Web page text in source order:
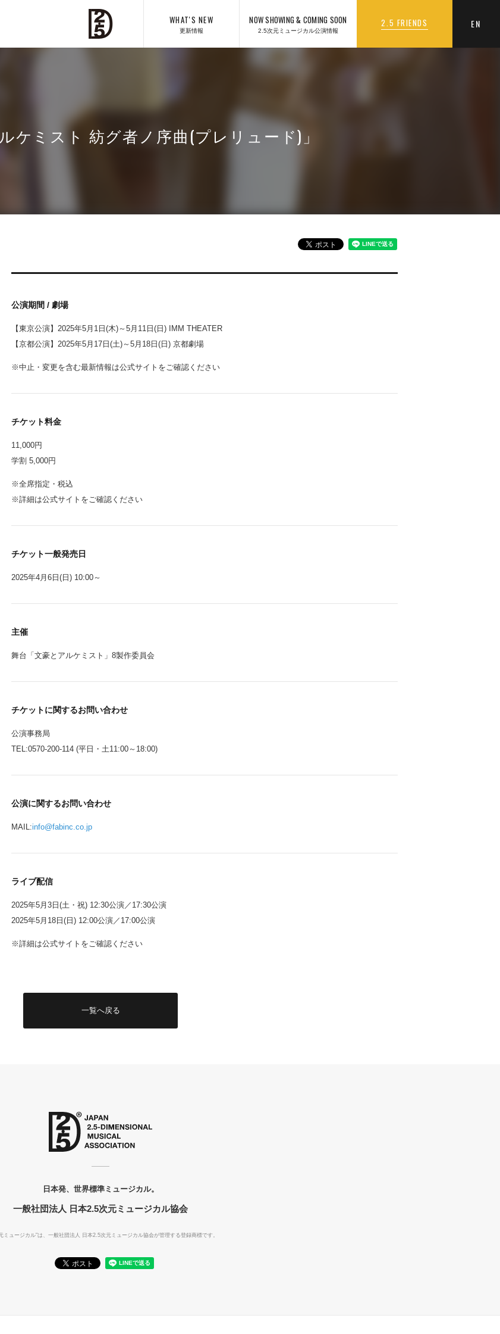
EN
WHAT'S NEW
更新情報
NOW SHOWING & COMING SOON
2.5次元ミュージカル公演情報
2.5 FRIENDS
ケミスト 紡グ者ノ序曲(プレリュード)」
公演期間 / 劇場
【東京公演】2025年5月1日(木)～5月11日(日) IMM THEATER
【京都公演】2025年5月17日(土)～5月18日(日) 京都劇場
※中止・変更を含む最新情報は公式サイトをご確認ください
チケット料金
11,000円
学割 5,000円
※全席指定・税込
※詳細は公式サイトをご確認ください
チケット一般発売日
2025年4月6日(日) 10:00～
主催
舞台「文豪とアルケミスト」8製作委員会
チケットに関するお問い合わせ
公演事務局
TEL:0570-200-114 (平日・土11:00～18:00)
公演に関するお問い合わせ
MAIL:info@fabinc.co.jp
ライブ配信
2025年5月3日(土・祝) 12:30公演／17:30公演
2025年5月18日(日) 12:00公演／17:00公演
※詳細は公式サイトをご確認ください
一覧へ戻る
日本発、世界標準ミュージカル。
一般社団法人 日本2.5次元ミュージカル協会
ミュージカル"は、一般社団法人 日本2.5次元ミュージカル協会が管理する登録商標です。